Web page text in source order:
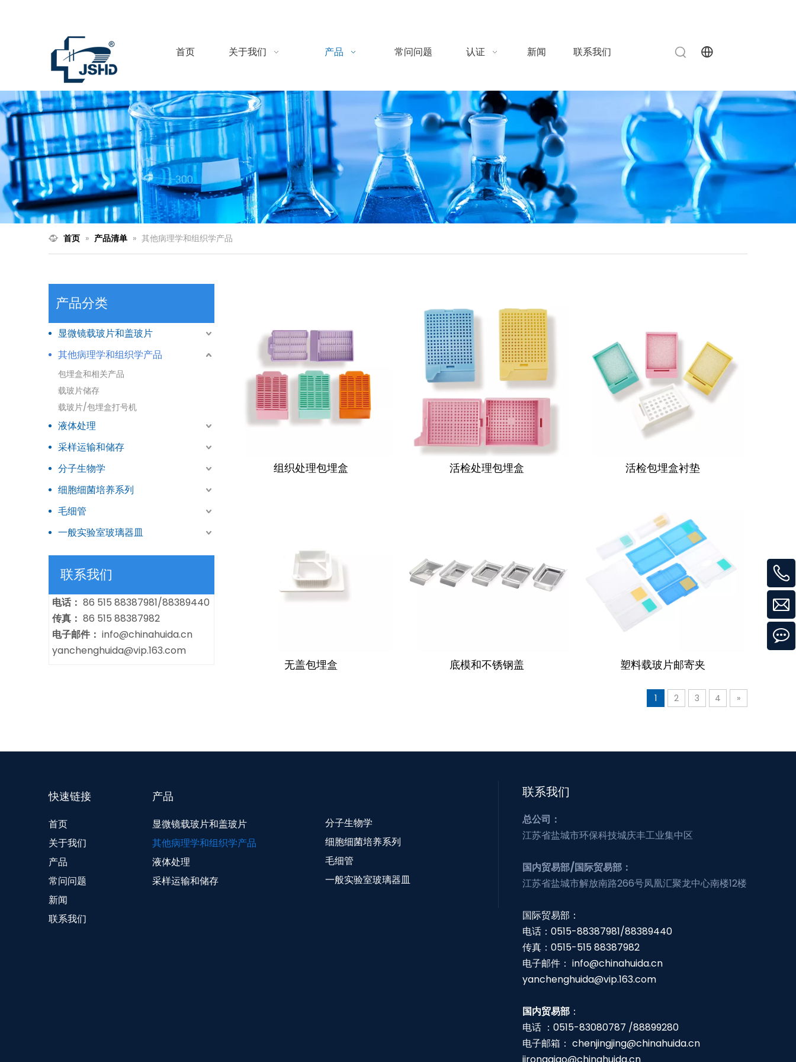
首页 关于我们 产品 常问问题 认证 新闻 联系我们
首页 » 产品清单 » 其他病理学和组织学产品
产品分类
显微镜载玻片和盖玻片
其他病理学和组织学产品
包埋盒和相关产品
载玻片储存
载玻片/包埋盒打号机
液体处理
采样运输和储存
分子生物学
细胞细菌培养系列
毛细管
一般实验室玻璃器皿
联系我们
电话： 86 515 88387981/88389440
传真： 86 515 88387982
电子邮件： info@chinahuida.cn
yanchenghuida@vip.163.com
组织处理包埋盒 活检处理包埋盒 活检包埋盒衬垫
无盖包埋盒 底模和不锈钢盖 塑料载玻片邮寄夹
1 2 3 4 »
快速链接
首页
关于我们
产品
常问问题
新闻
联系我们
产品
显微镜载玻片和盖玻片
其他病理学和组织学产品
液体处理
采样运输和储存
分子生物学
细胞细菌培养系列
毛细管
一般实验室玻璃器皿
联系我们
总公司：
江苏省盐城市环保科技城庆丰工业集中区
国内贸易部/国际贸易部：
江苏省盐城市解放南路266号凤凰汇聚龙中心南楼12楼
国际贸易部：
电话：0515-88387981/88389440
传真：0515-515 88387982
电子邮件： info@chinahuida.cn
yanchenghuida@vip.163.com
国内贸易部 ：
电话 ：0515-83080787 /88899280
电子邮箱： chenjingjing@chinahuida.cn